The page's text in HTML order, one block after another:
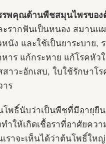
รพคุณด้านพืชสมุนไพรขอ
ะรากฟันเป็นหนอง สมานแ
หนัง และใช้เป็นยาระบาย,
หาร แก้กระหาย แก้โรคหัว
สาวะอักเสบ, ใบใช้รักษาโ
าร
โพธิ์นับว่าเป็นพืชที่มีอายุยื
ทำให้เกิดเชื้อราที่อาศัยคว
เราจะเห็นได้ว่าต้นโพธิ์ให